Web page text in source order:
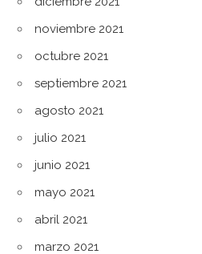
noviembre 2021
octubre 2021
septiembre 2021
agosto 2021
julio 2021
junio 2021
mayo 2021
abril 2021
marzo 2021